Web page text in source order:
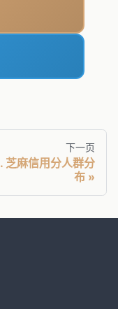
下一页
芝麻信用分人群分
布